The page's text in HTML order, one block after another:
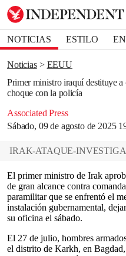
NOTICIAS ESTILO
DEPORTES
Noticias
EEUU
Primer ministro iraquí destituye a
choque con la policía
Associated Press
Sábado, 09 de agosto de 2025
Bookmark popover
Removed from bookmarks
Close popover
IRAK-ATAQUE-
El primer ministro de Irak
de gran alcance contra
paramilitar que se enfrentó el
instalación gubernamental,
su oficina el sábado.
El 27 de julio, hombres
el distrito de Karkh, en